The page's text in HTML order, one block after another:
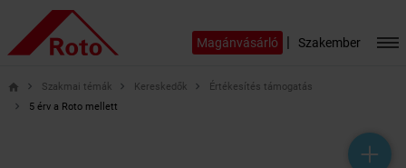
Magánvásárló | Szakember
help_outline
headset_mic
mail_outline
home Szakmai témák Kereskedők
Értékesítés támogatás
5 érv a Roto mellett